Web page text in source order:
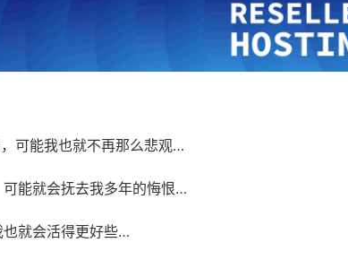
可能我也就不再那么悲观…­
能就会抚去我多年的悔恨…­
就会活得更好些…­